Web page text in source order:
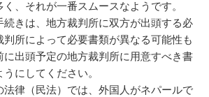
、それが一番スムースなようです。
きは、地方裁判所に双方が出頭する必
所によって必要書類が異なる可能性も
に出頭予定の地方裁判所に用意すべき書
にしてください。
律（民法）では、外国人がネパールで